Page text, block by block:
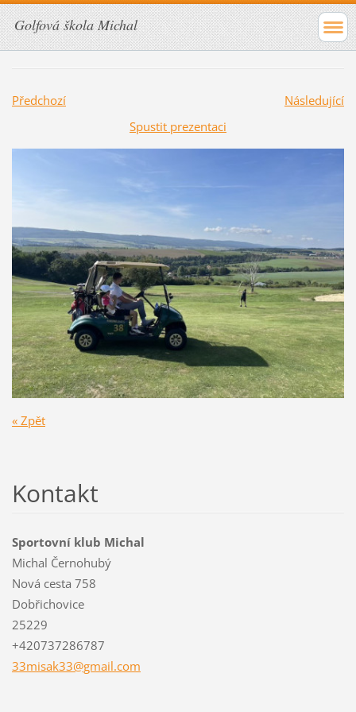
Golfová škola Michal
Předchozí
Následující
Spustit prezentaci
« Zpět
Kontakt
Sportovní klub Michal
Michal Černohubý
Nová cesta 758
Dobřichovice
25229
+420737286787
33misak33@gmail.com